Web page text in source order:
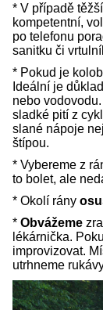
* V případě
kompetentní,
po telefonu
sanitku či
* Pokud je
Ideální je
nebo
sladké pití z
slané nápoje
štípou.
* Vybereme z
to bolet, ale
* Okolí rány
* Obvážeme
lékárnička.
improvizovat.
utrhneme